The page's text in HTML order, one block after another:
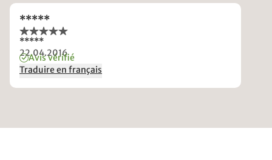
*****
*****
22.04.2016
Avis vérifié
Traduire en français